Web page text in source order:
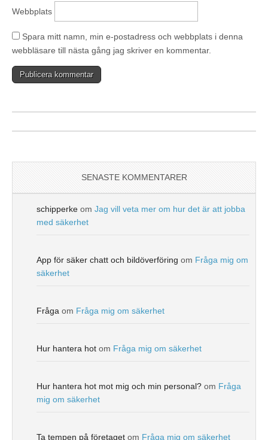
Webbplats
Spara mitt namn, min e-postadress och webbplats i denna
webbläsare till nästa gång jag skriver en kommentar.
SENASTE KOMMENTARER
schipperke om Jag vill veta mer om hur det är att jobba
med säkerhet
App för säker chatt och bildöverföring om Fråga mig om
säkerhet
Fråga om Fråga mig om säkerhet
Hur hantera hot om Fråga mig om säkerhet
Hur hantera hot mot mig och min personal? om Fråga
mig om säkerhet
Ta tempen på företaget om Fråga mig om säkerhet